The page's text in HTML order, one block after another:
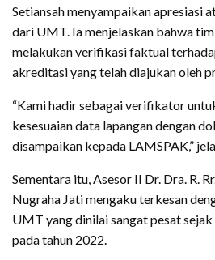
Setiansah menyampaikan apresiasi
dari UMT. Ia menjelaskan bahwa
melakukan verifikasi faktual
akreditasi yang telah diajukan oleh
“Kami hadir sebagai verifikator
kesesuaian data lapangan dengan
disampaikan kepada LAMSPAK,”
Sementara itu, Asesor II Dr. Dra. R.
Nugraha Jati mengaku terkesan
UMT yang dinilai sangat pesat
pada tahun 2022.